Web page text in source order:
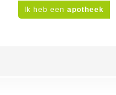
Ik heb een apotheek